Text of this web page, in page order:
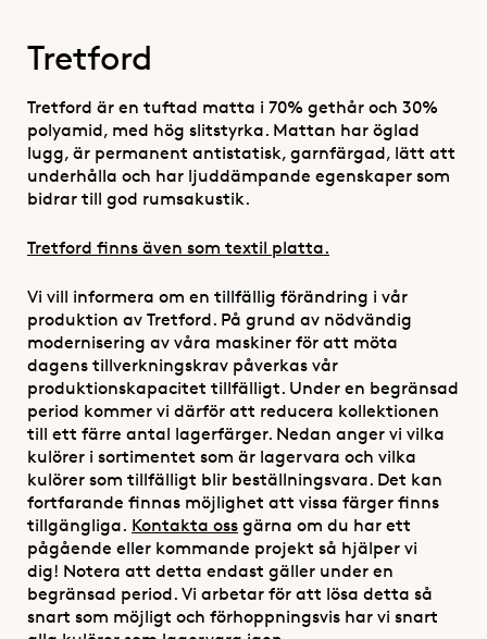
Tretford
Tretford är en tuftad matta i 70% gethår och 30%
polyamid, med hög slitstyrka. Mattan har öglad
lugg, är permanent antistatisk, garnfärgad, lätt att
underhålla och har ljuddämpande egenskaper som
bidrar till god rumsakustik.
Tretford finns även som textil platta.
Vi vill informera om en tillfällig förändring i vår
produktion av Tretford. På grund av nödvändig
modernisering av våra maskiner för att möta
dagens tillverkningskrav påverkas vår
produktionskapacitet tillfälligt. Under en begränsad
period kommer vi därför att reducera kollektionen
till ett färre antal lagerfärger. Nedan anger vi vilka
kulörer i sortimentet som är lagervara och vilka
kulörer som tillfälligt blir beställningsvara. Det kan
fortfarande finnas möjlighet att vissa färger finns
tillgängliga. Kontakta oss gärna om du har ett
pågående eller kommande projekt så hjälper vi
dig! Notera att detta endast gäller under en
begränsad period. Vi arbetar för att lösa detta så
snart som möjligt och förhoppningsvis har vi snart